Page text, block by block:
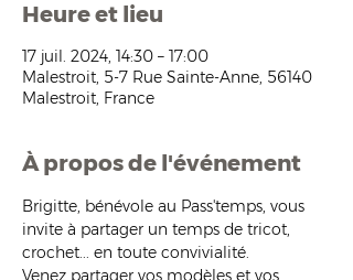
Heure et lieu
17 juil. 2024, 14:30 – 17:00
Malestroit, 5-7 Rue Sainte-Anne, 56140
Malestroit, France
À propos de l'événement
Brigitte, bénévole au Pass'temps, vous
invite à partager un temps de tricot,
crochet... en toute convivialité.
Venez partager vos modèles et vos